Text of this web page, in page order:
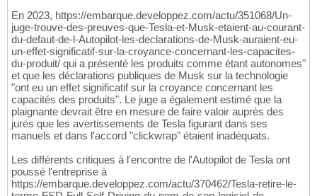
En 2023, https://embarque.developpez.com/actu/351068/Un-
juge-trouve-des-preuves-que-Tesla-et-Musk-etaient-au-courant-
du-defaut-de-l-Autopilot-les-declarations-de-Musk-auraient-eu-
un-effet-significatif-sur-la-croyance-concernant-les-capacites-
du-produit/ qui a présenté les produits comme étant autonomes"
et que les déclarations publiques de Musk sur la technologie
"ont eu un effet significatif sur la croyance concernant les
capacités des produits". Le juge a également estimé que la
plaignante devrait être en mesure de faire valoir auprès des
jurés que les avertissements de Tesla figurant dans ses
manuels et dans l'accord "clickwrap" étaient inadéquats.
Les différents critiques à l'encontre de l'Autopilot de Tesla ont
poussé l'entreprise à
https://embarque.developpez.com/actu/370462/Tesla-retire-le-